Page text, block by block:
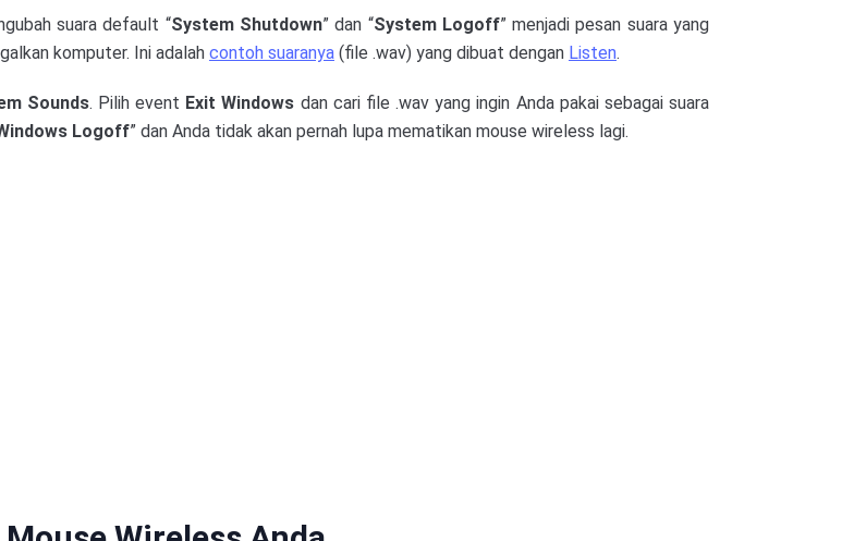
suara default “System Shutdown” dan “System Logoff” menjadi pesan suara yang
komputer. Ini adalah contoh suaranya (file .wav) yang dibuat dengan Listen.
Sounds. Pilih event Exit Windows dan cari file .wav yang ingin Anda pakai sebagai suara
Logoff” dan Anda tidak akan pernah lupa mematikan mouse wireless lagi.